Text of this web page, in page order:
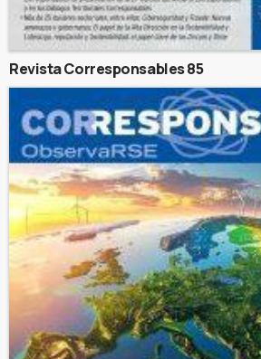
Revista Corresponsables 85